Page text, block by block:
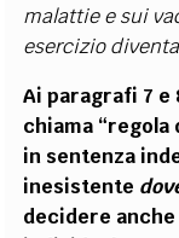
malattie e sui
esercizio
Ai paragrafi 7 e
chiama “regola
in sentenza
inesistente
decidere